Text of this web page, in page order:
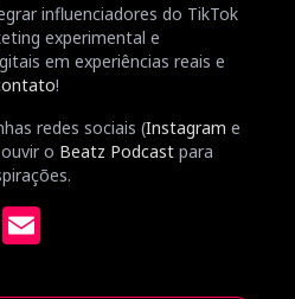
influenciadores do TikTok
experimental e
em experiências reais e
!
redes sociais (Instagram e
o Beatz Podcast para
X